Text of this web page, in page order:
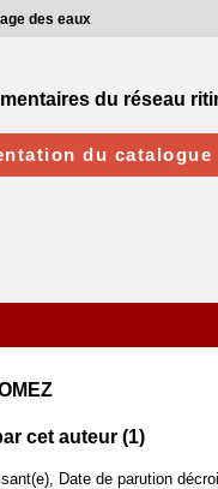
cet auteur (1)
Date de parution
des eaux
du réseau
du catalogue